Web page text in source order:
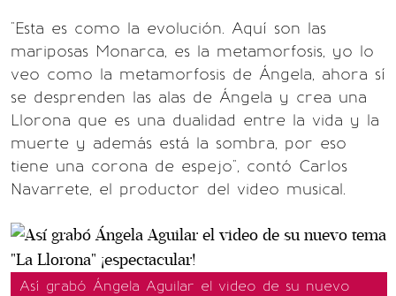
"Esta es como la evolución. Aquí son las
mariposas Monarca, es la metamorfosis, yo lo
veo como la metamorfosis de Ángela, ahora sí
se desprenden las alas de Ángela y crea una
Llorona que es una dualidad entre la vida y la
muerte y además está la sombra, por eso
tiene una corona de espejo", contó Carlos
Navarrete, el productor del video musical.
Así grabó Ángela Aguilar el video de su nuevo